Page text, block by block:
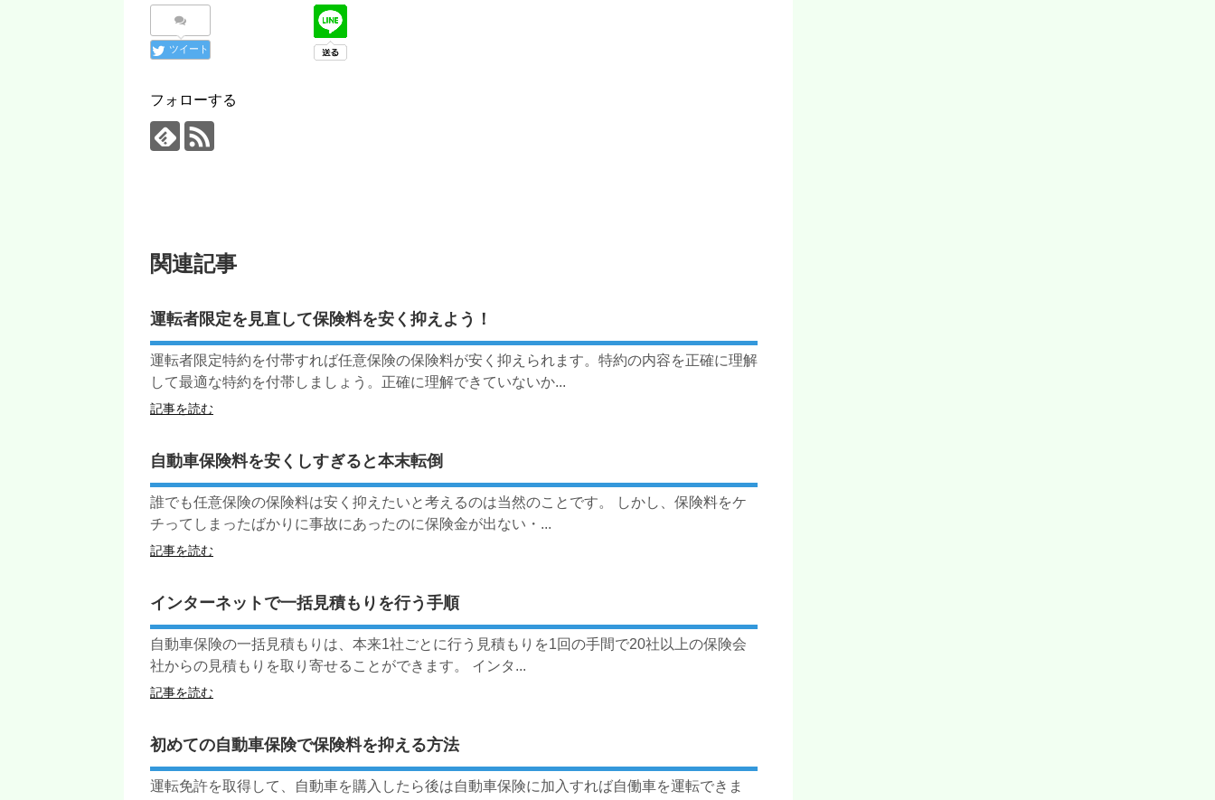
ツイート
フォローする
関連記事
運転者限定を見直して保険料を安く抑えよう！
運転者限定特約を付帯すれば任意保険の保険料が安く抑えられます。特約の内容を正確に理解
して最適な特約を付帯しましょう。正確に理解できていないか...
記事を読む
自動車保険料を安くしすぎると本末転倒
誰でも任意保険の保険料は安く抑えたいと考えるのは当然のことです。 しかし、保険料をケ
チってしまったばかりに事故にあったのに保険金が出ない・...
記事を読む
インターネットで一括見積もりを行う手順
自動車保険の一括見積もりは、本来1社ごとに行う見積もりを1回の手間で20社以上の保険会
社からの見積もりを取り寄せることができます。 インタ...
記事を読む
初めての自動車保険で保険料を抑える方法
運転免許を取得して、自動車を購入したら後は自動車保険に加入すれば自働車を運転できま